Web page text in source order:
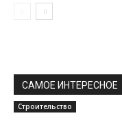
САМОЕ ИНТЕРЕСНОЕ
Строительство